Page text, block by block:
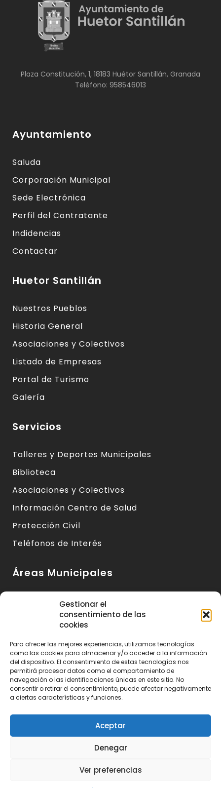
Gestionar el
consentimiento de las
cookies
Para ofrecer las mejores experiencias, utilizamos tecnologías
como las cookies para almacenar y/o acceder a la información
del dispositivo. El consentimiento de estas tecnologías nos
permitirá procesar datos como el comportamiento de
navegación o las identificaciones únicas en este sitio. No
consentir o retirar el consentimiento, puede afectar negativamente
a ciertas características y funciones.
Aceptar
Denegar
Ver preferencias
Plaza Constitución, 1, 18183 Huétor Santillán, Granada
Teléfono: 958546013
Ayuntamiento
Saluda
Corporación Municipal
Sede Electrónica
Perfil del Contratante
Indidencias
Contactar
Huetor Santillán
Nuestros Pueblos
Historia General
Asociaciones y Colectivos
Listado de Empresas
Portal de Turismo
Galería
Servicios
Talleres y Deportes Municipales
Biblioteca
Asociaciones y Colectivos
Información Centro de Salud
Protección Civil
Teléfonos de Interés
Áreas Municipales
Urbanismo y Vivienda
Medio Ambiente y Sanidad
Servicios Sociales
Seguridad Ciudadana
Actividad Económica y Consumo
Ayuntamiento de Huétor de Santillán 2023 | Realizado por
Publitea